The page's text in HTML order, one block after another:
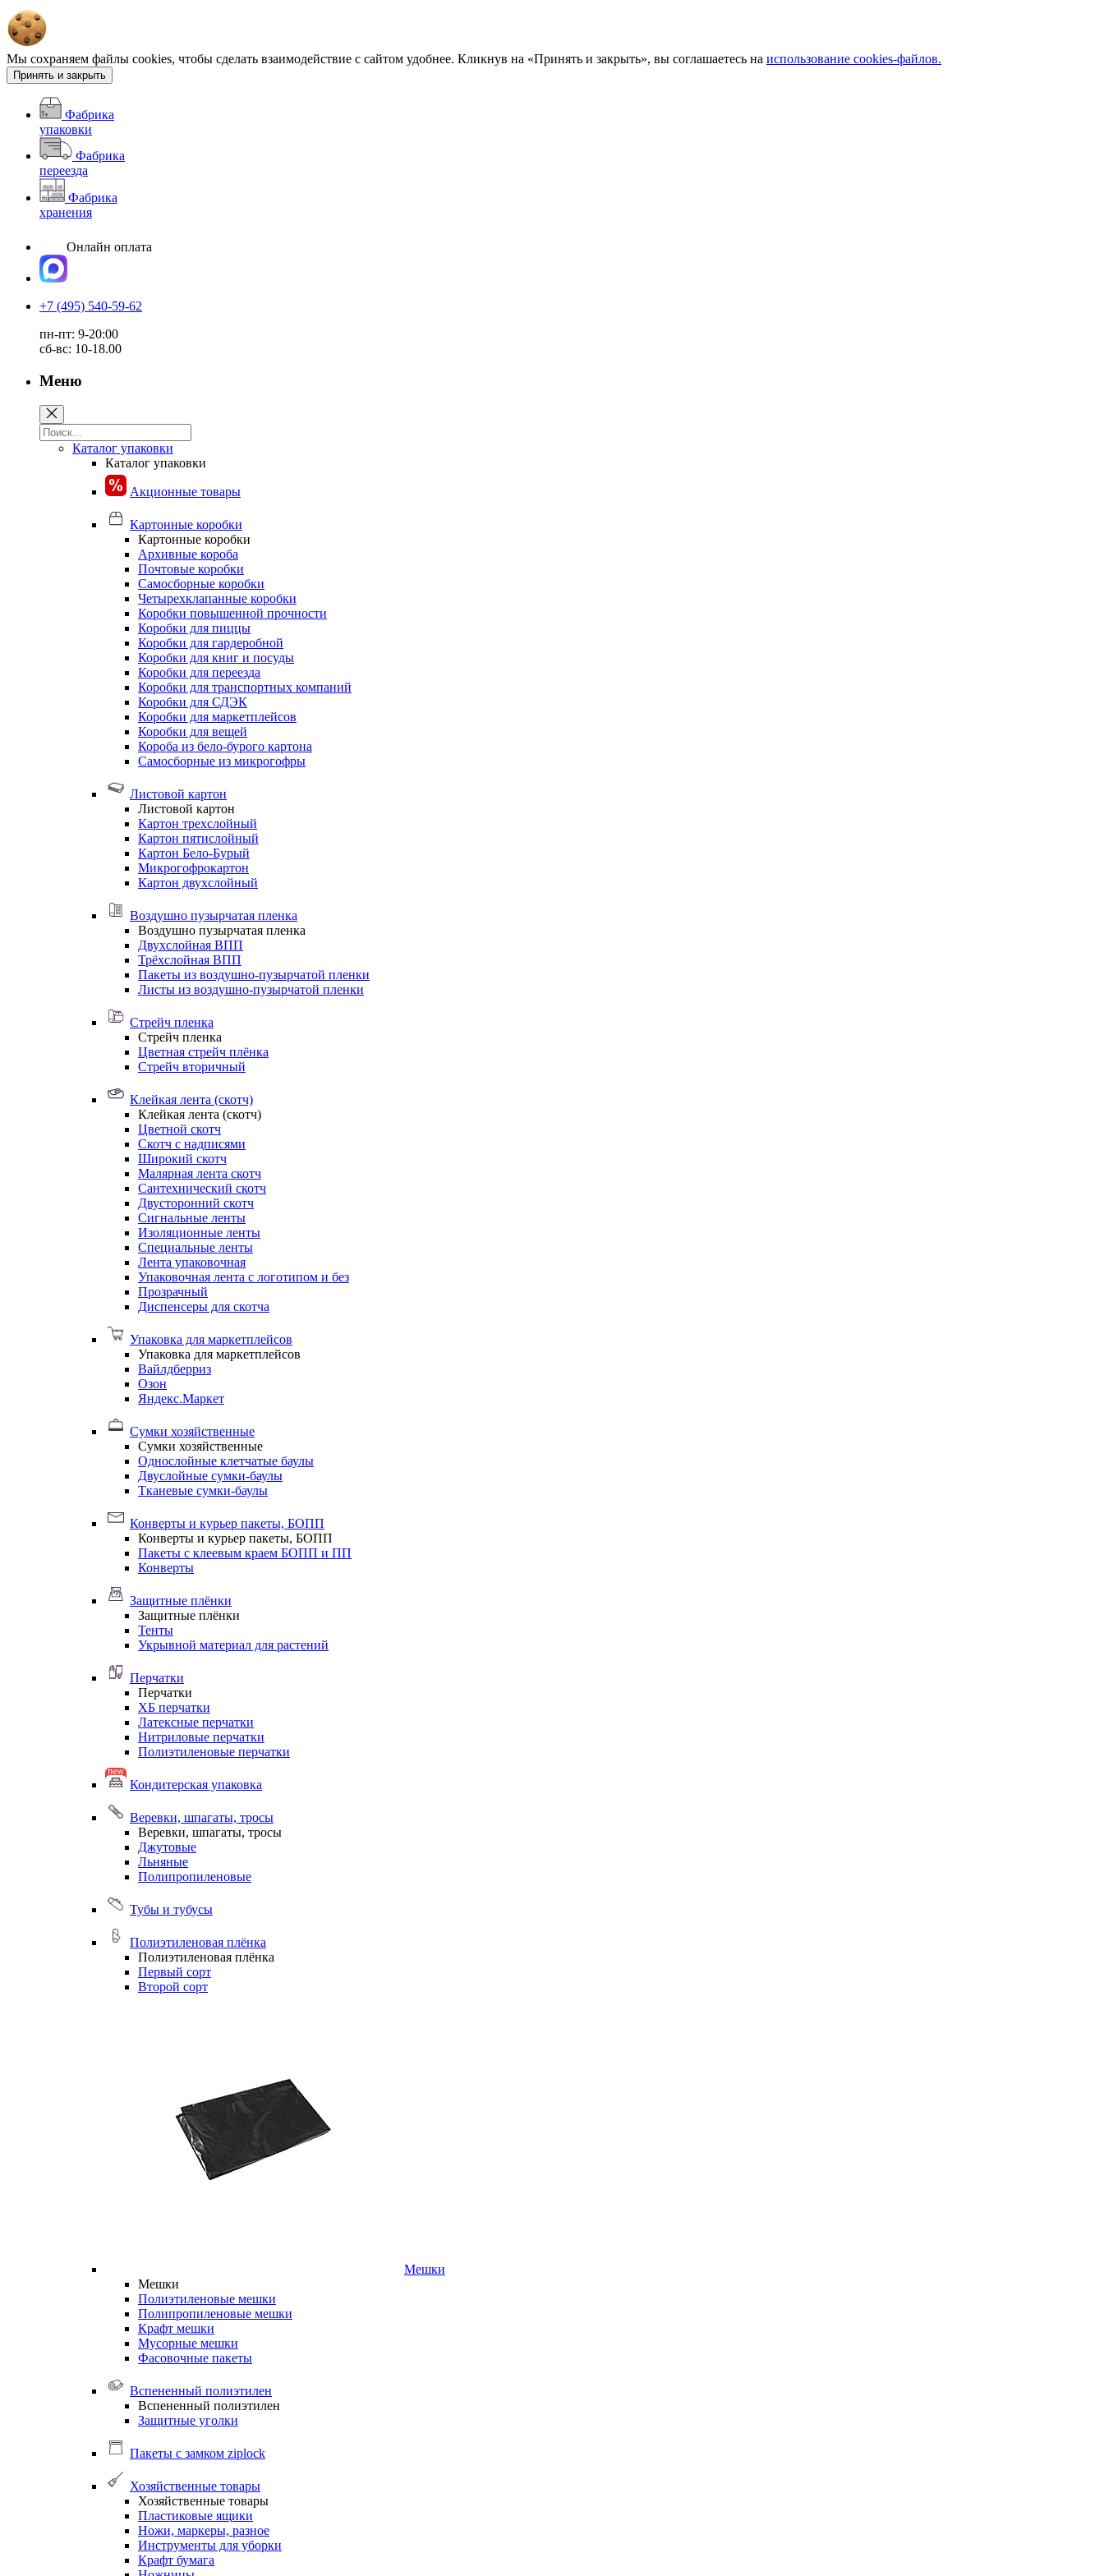
Мы сохраняем файлы cookies, чтобы сделать взаимодействие с сайтом удобнее. Кликнув на «Принять и закрыть», вы соглашаетесь на использование cookies-файлов.
Принять и закрыть
Фабрика
упаковки
Фабрика
переезда
Фабрика
хранения
Онлайн оплата
+7 (495) 540-59-62
пн-пт: 9-20:00
сб-вс: 10-18.00
Меню
Каталог упаковки
Каталог упаковки
Акционные товары
Картонные коробки
Картонные коробки
Архивные короба
Почтовые коробки
Самосборные коробки
Четырехклапанные коробки
Коробки повышенной прочности
Коробки для пиццы
Коробки для гардеробной
Коробки для книг и посуды
Коробки для переезда
Коробки для транспортных компаний
Коробки для СДЭК
Коробки для маркетплейсов
Коробки для вещей
Короба из бело-бурого картона
Самосборные из микрогофры
Листовой картон
Листовой картон
Картон трехслойный
Картон пятислойный
Картон Бело-Бурый
Микрогофрокартон
Картон двухслойный
Воздушно пузырчатая пленка
Воздушно пузырчатая пленка
Двухслойная ВПП
Трёхслойная ВПП
Пакеты из воздушно-пузырчатой пленки
Листы из воздушно-пузырчатой пленки
Стрейч пленка
Стрейч пленка
Цветная стрейч плёнка
Стрейч вторичный
Клейкая лента (скотч)
Клейкая лента (скотч)
Цветной скотч
Скотч с надписями
Широкий скотч
Малярная лента скотч
Сантехнический скотч
Двусторонний скотч
Сигнальные ленты
Изоляционные ленты
Специальные ленты
Лента упаковочная
Упаковочная лента с логотипом и без
Прозрачный
Диспенсеры для скотча
Упаковка для маркетплейсов
Упаковка для маркетплейсов
Вайлдберриз
Озон
Яндекс.Маркет
Сумки хозяйственные
Сумки хозяйственные
Однослойные клетчатые баулы
Двуслойные сумки-баулы
Тканевые сумки-баулы
Конверты и курьер пакеты, БОПП
Конверты и курьер пакеты, БОПП
Пакеты с клеевым краем БОПП и ПП
Конверты
Защитные плёнки
Защитные плёнки
Тенты
Укрывной материал для растений
Перчатки
Перчатки
ХБ перчатки
Латексные перчатки
Нитриловые перчатки
Полиэтиленовые перчатки
Кондитерская упаковка
Веревки, шпагаты, тросы
Веревки, шпагаты, тросы
Джутовые
Льняные
Полипропиленовые
Тубы и тубусы
Полиэтиленовая плёнка
Полиэтиленовая плёнка
Первый сорт
Второй сорт
Мешки
Мешки
Полиэтиленовые мешки
Полипропиленовые мешки
Крафт мешки
Мусорные мешки
Фасовочные пакеты
Вспененный полиэтилен
Вспененный полиэтилен
Защитные уголки
Пакеты с замком ziplock
Хозяйственные товары
Хозяйственные товары
Пластиковые ящики
Ножи, маркеры, разное
Инструменты для уборки
Крафт бумага